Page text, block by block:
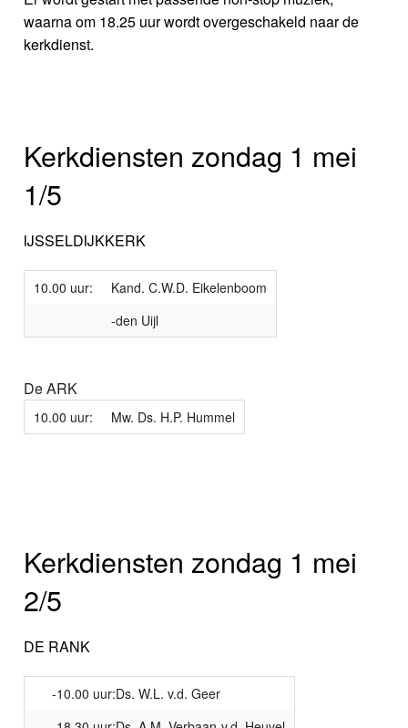
waarna om 18.25 uur wordt overgeschakeld naar de
kerkdienst.
Kerkdiensten zondag 1 mei
1/5
IJSSELDIJKKERK
10.00 uur:
Kand. C.W.D. Eikelenboom
-den Uijl
De ARK
10.00 uur: Mw. Ds. H.P. Hummel
Kerkdiensten zondag 1 mei
2/5
DE RANK
-10.00 uur:Ds. W.L. v.d. Geer